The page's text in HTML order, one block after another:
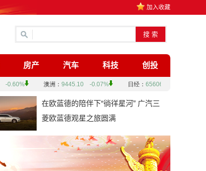
加入收藏
房产 汽车 科技 创投
在欧蓝德的陪伴下“徜徉星河” 广汽三
菱欧蓝德观星之旅圆满